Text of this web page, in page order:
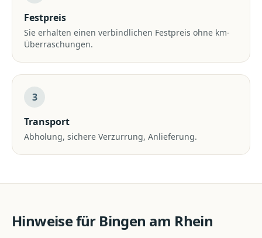
Festpreis
Sie erhalten einen verbindlichen Festpreis ohne km-
Überraschungen.
3
Transport
Abholung, sichere Verzurrung, Anlieferung.
Hinweise für Bingen am Rhein